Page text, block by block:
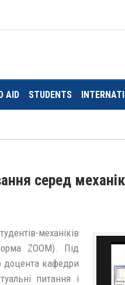
AID STUDENTS
серед
механіків
ZOOM). Під
доцента кафедри
питання і